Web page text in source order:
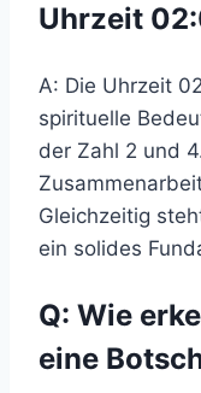
Uhrzeit
A: Die Uhrzeit
spirituelle
der Zahl 2 und
Gleichzeitig
ein solides
Q: Wie
eine